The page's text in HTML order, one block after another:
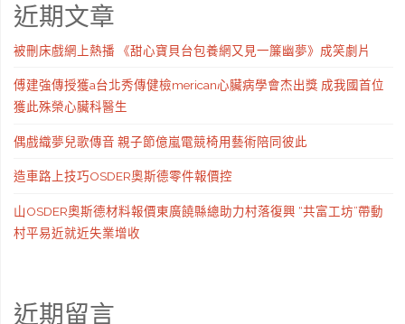
近期文章
被刪床戲網上熱播 《甜心寶貝台包養網又見一簾幽夢》成笑劇片
傅建強傳授獲a台北秀傳健檢merican心臟病學會杰出獎 成我國首位
獲此殊榮心臟科醫生
偶戲織夢兒歌傳音 親子節億嵐電競椅用藝術陪同彼此
造車路上技巧OSDER奧斯德零件報價控
山OSDER奧斯德材料報價東廣饒縣總助力村落復興 “共富工坊”帶動
村平易近就近失業增收
近期留言